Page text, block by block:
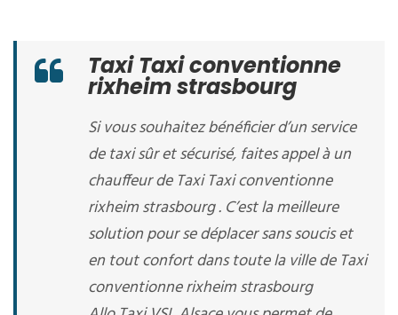
Taxi Taxi conventionne
rixheim strasbourg
Si vous souhaitez bénéficier d’un service
de taxi sûr et sécurisé, faites appel à un
chauffeur de Taxi Taxi conventionne
rixheim strasbourg . C’est la meilleure
solution pour se déplacer sans soucis et
en tout confort dans toute la ville de Taxi
conventionne rixheim strasbourg